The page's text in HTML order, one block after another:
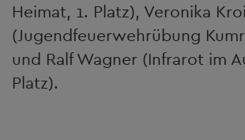
Heimat, 1. Platz), Veronika
(Jugendfeuerwehrübung
und Ralf Wagner (Infrarot im
Platz).